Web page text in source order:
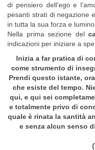
di pensiero dell’ego e
pesanti strati di negazione
in tutta la sua forza e
Nella prima sezione del
indicazioni per iniziare a
Inizia a far pratica di
come strumento di
Prendi questo istante,
che esiste del tempo.
qui, e qui sei
e totalmente privo di
quale è rinata la santità
e senza alcun senso